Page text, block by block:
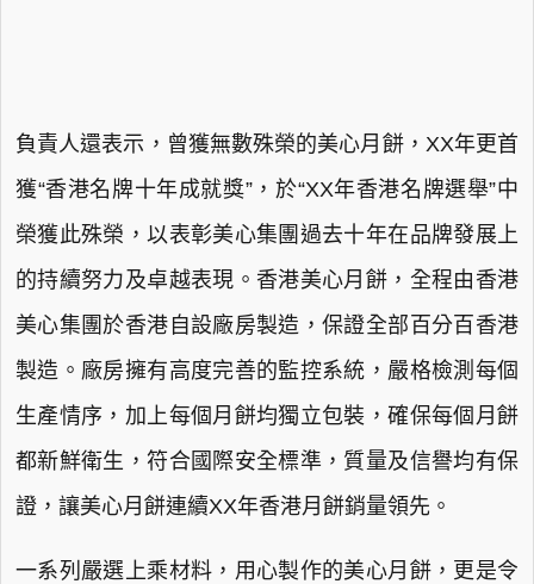
負責人還表示，曾獲無數殊榮的美心月餅，XX年更首
獲“香港名牌十年成就獎”，於“XX年香港名牌選舉”中
榮獲此殊榮，以表彰美心集團過去十年在品牌發展上
的持續努力及卓越表現。香港美心月餅，全程由香港
美心集團於香港自設廠房製造，保證全部百分百香港
製造。廠房擁有高度完善的監控系統，嚴格檢測每個
生產情序，加上每個月餅均獨立包裝，確保每個月餅
都新鮮衛生，符合國際安全標準，質量及信譽均有保
證，讓美心月餅連續XX年香港月餅銷量領先。
一系列嚴選上乘材料，用心製作的美心月餅，更是令